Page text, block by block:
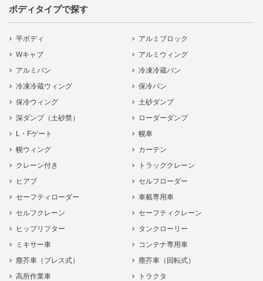
ボディタイプで探す
平ボディ
アルミブロック
Wキャブ
アルミウィング
アルミバン
冷凍冷蔵バン
冷凍冷蔵ウィング
保冷バン
保冷ウィング
土砂ダンプ
深ダンプ（土砂禁）
ローダーダンプ
L・Fゲート
幌車
幌ウィング
カーテン
クレーン付き
トラッククレーン
ヒアブ
セルフローダー
セーフティローダー
車載専用車
セルフクレーン
セーフティクレーン
ヒップリフター
タンクローリー
ミキサー車
コンテナ専用車
塵芥車（プレス式）
塵芥車（回転式）
高所作業車
トラクタ